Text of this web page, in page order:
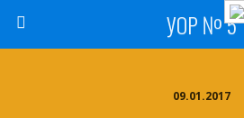
УОР № 5
09.01.2017